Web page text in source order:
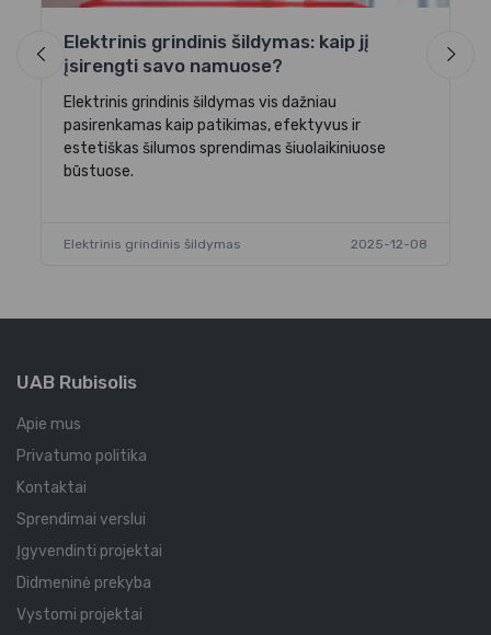
Elektrinis grindinis šildymas: kaip jį
įsirengti savo namuose?
Elektrinis grindinis šildymas vis dažniau
pasirenkamas kaip patikimas, efektyvus ir
estetiškas šilumos sprendimas šiuolaikiniuose
būstuose.
Elektrinis grindinis šildymas 2025-12-08
UAB Rubisolis
Apie mus
Privatumo politika
Kontaktai
Sprendimai verslui
Įgyvendinti projektai
Didmeninė prekyba
Vystomi projektai